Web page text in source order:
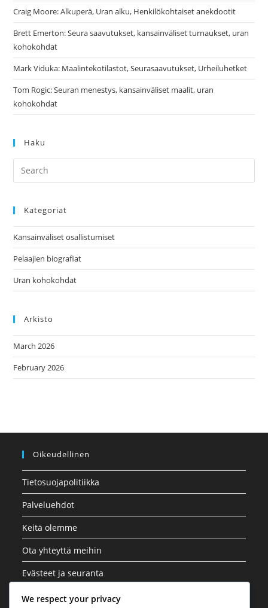
Craig Moore: Alkuperä, Uran alku, Henkilökohtaiset anekdootit
Brett Emerton: Seura saavutukset, kansainväliset turnaukset, uran
kohokohdat
Mark Viduka: Maalintekotilastot, Seurasaavutukset, Urheiluhetket
Tom Rogic: Seuran menestys, kansainväliset maalit, uran
kohokohdat
Haku
Kategoriat
Kansainväliset osallistumiset
Pelaajien biografiat
Uran kohokohdat
Arkisto
March 2026
February 2026
Oikeudellinen
Tietosuojapolitiikka
Palveluehdot
Keitä olemme
Ota yhteyttä meihin
Evästeet ja seuranta
We respect your privacy